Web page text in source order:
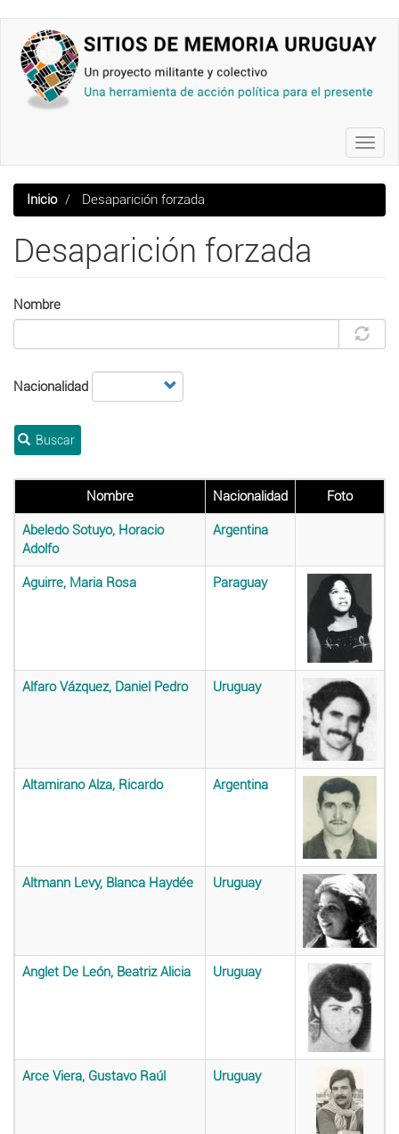
contenido
principal
Inicio Desaparición forzada
Desaparición forzada
Nombre
Nacionalidad
Buscar
Nombre Nacionalidad Foto
Abeledo Sotuyo, Horacio
Adolfo
Argentina
Aguirre, Maria Rosa Paraguay
Alfaro Vázquez, Daniel Pedro Uruguay
Altamirano Alza, Ricardo Argentina
Altmann Levy, Blanca Haydée Uruguay
Anglet De León, Beatriz Alicia Uruguay
Arce Viera, Gustavo Raúl Uruguay